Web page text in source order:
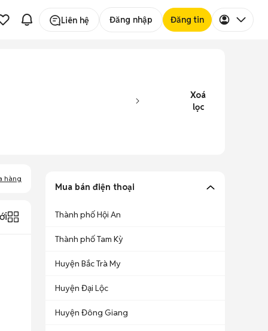
Liên hệ Đăng nhập Đăng tin
Xoá
lọc
hàng
Mua bán điện thoại
Thành phố Hội An
Thành phố Tam Kỳ
Huyện Bắc Trà My
Huyện Đại Lộc
Huyện Đông Giang